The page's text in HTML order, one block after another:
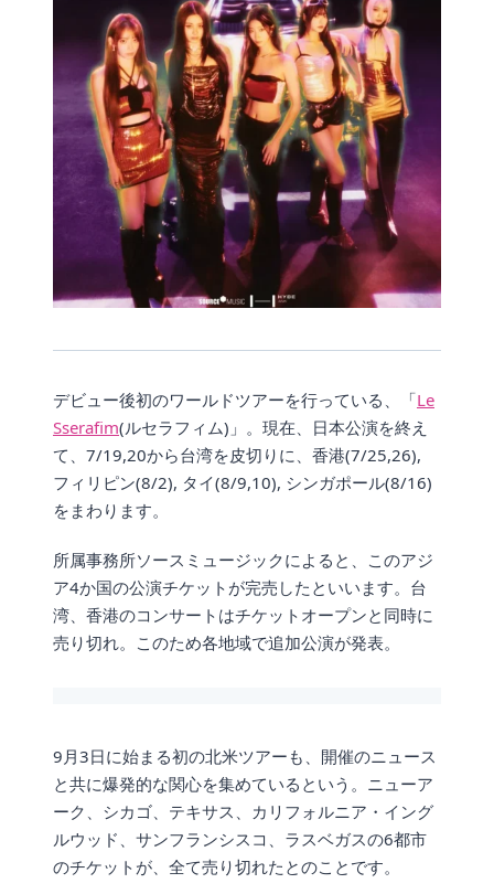
デビュー後初のワールドツアーを行っている、「Le
Sserafim(ルセラフィム)」。現在、日本公演を終え
て、7/19,20から台湾を皮切りに、香港(7/25,26),
フィリピン(8/2), タイ(8/9,10), シンガポール(8/16)
をまわります。
所属事務所ソースミュージックによると、このアジ
ア4か国の公演チケットが完売したといいます。台
湾、香港のコンサートはチケットオープンと同時に
売り切れ。このため各地域で追加公演が発表。
9月3日に始まる初の北米ツアーも、開催のニュース
と共に爆発的な関心を集めているという。ニューア
ーク、シカゴ、テキサス、カリフォルニア・イング
ルウッド、サンフランシスコ、ラスベガスの6都市
のチケットが、全て売り切れたとのことです。